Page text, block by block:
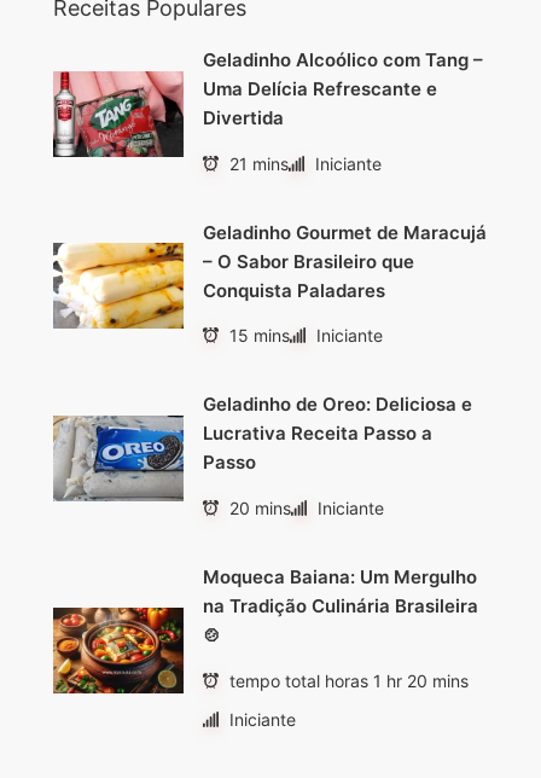
Receitas Populares
Geladinho Alcoólico com Tang –
Uma Delícia Refrescante e
Divertida
21 mins Iniciante
Geladinho Gourmet de Maracujá
– O Sabor Brasileiro que
Conquista Paladares
15 mins Iniciante
Geladinho de Oreo: Deliciosa e
Lucrativa Receita Passo a
Passo
20 mins Iniciante
Moqueca Baiana: Um Mergulho
na Tradição Culinária Brasileira
🍲
tempo total horas 1 hr 20 mins
Iniciante